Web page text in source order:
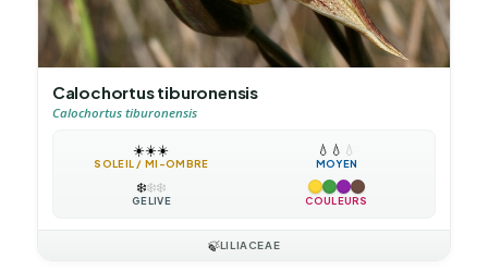
Calochortus tiburonensis
Calochortus tiburonensis
☀️☀️☀️
SOLEIL / MI-OMBRE
💧 💧 💧
MOYEN
❄️❄️❄️
GÉLIVE COULEURS
🍃LILIACEAE